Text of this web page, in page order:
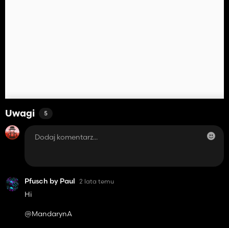
Uwagi 5
Pfusch by Paul 2 lata temu
Hi
@MandarynA